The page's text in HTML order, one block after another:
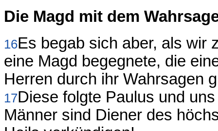
Die Magd mit dem
16Es begab sich aber, als wir
eine Magd begegnete, die
Herren durch ihr Wahrsagen
17Diese folgte Paulus und
Männer sind Diener des